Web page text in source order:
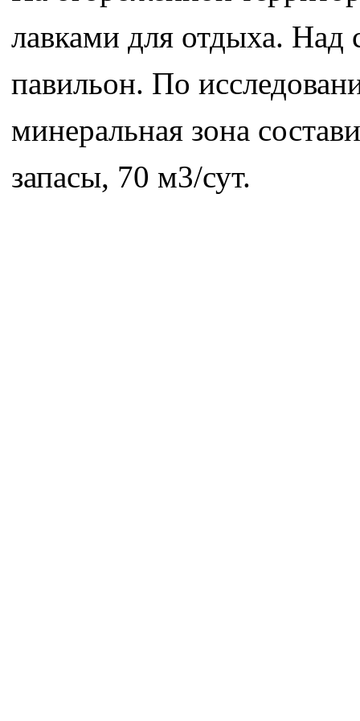
лавками для отдыха. Над
павильон. По
минеральная зона
запасы, 70 м3/сут.